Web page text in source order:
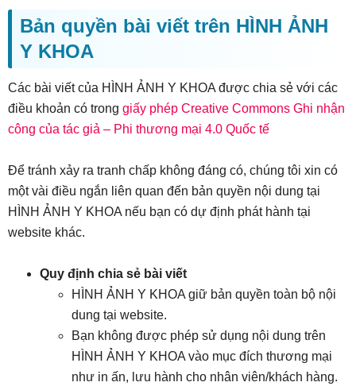
Bản quyền bài viết trên HÌNH ẢNH
Y KHOA
Các bài viết của HÌNH ẢNH Y KHOA được chia sẻ với các
điều khoản có trong giấy phép Creative Commons Ghi nhận
công của tác giả – Phi thương mại 4.0 Quốc tế
Để tránh xảy ra tranh chấp không đáng có, chúng tôi xin có
một vài điều ngắn liên quan đến bản quyền nội dung tại
HÌNH ẢNH Y KHOA nếu bạn có dự định phát hành tại
website khác.
Quy định chia sẻ bài viết
HÌNH ẢNH Y KHOA giữ bản quyền toàn bộ nội
dung tại website.
Bạn không được phép sử dụng nội dung trên
HÌNH ẢNH Y KHOA vào mục đích thương mại
như in ấn, lưu hành cho nhân viên/khách hàng.